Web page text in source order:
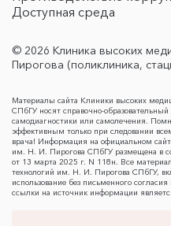
Доступная среда
© 2026 Клиника высоких
Пирогова (поликлиника,
Материалы сайта Клиники высоких
СПбГУ носят справочно-
самодиагностики или самолечения.
эффективным только при следовании
врача! Информация на официальном
им. Н. И. Пирогова СПбГУ размещена в
от 13 марта 2025 г. N 118н. Все
технологий им. Н. И. Пирогова СПбГУ,
использование без письменного
ссылки на источник информации